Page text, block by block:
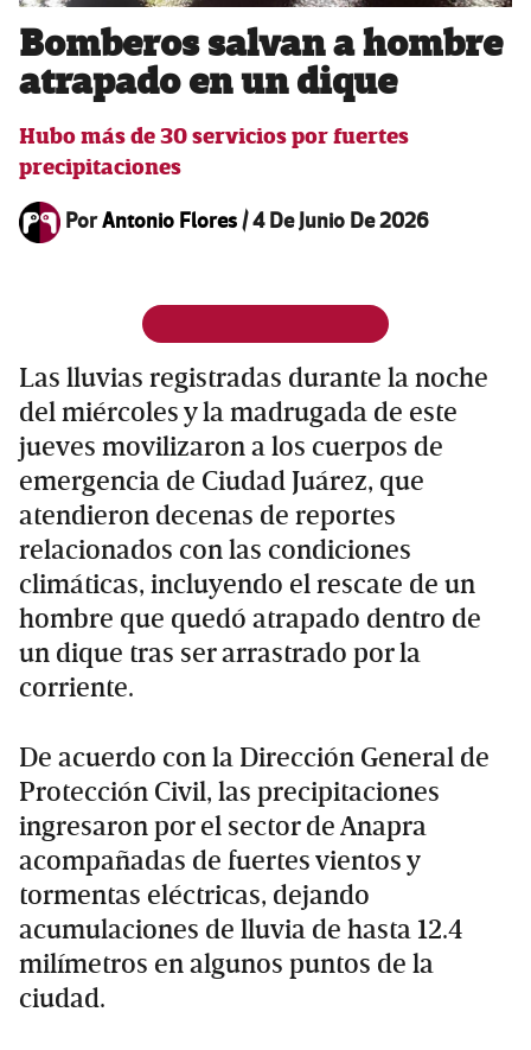
Bomberos salvan a hombre
atrapado en un dique
Hubo más de 30 servicios por fuertes
precipitaciones
PorAntonio Flores/4 De Junio De 2026
Las lluvias registradas durante la noche
del miércoles y la madrugada de este
jueves movilizaron a los cuerpos de
emergencia de Ciudad Juárez, que
atendieron decenas de reportes
relacionados con las condiciones
climáticas, incluyendo el rescate de un
hombre que quedó atrapado dentro de
un dique tras ser arrastrado por la
corriente.
De acuerdo con la Dirección General de
Protección Civil, las precipitaciones
ingresaron por el sector de Anapra
acompañadas de fuertes vientos y
tormentas eléctricas, dejando
acumulaciones de lluvia de hasta 12.4
milímetros en algunos puntos de la
ciudad.